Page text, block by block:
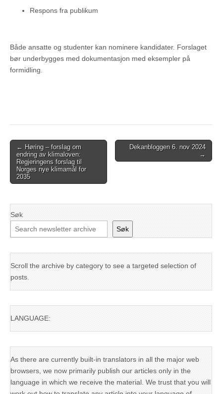
Respons fra publikum
Både ansatte og studenter kan nominere kandidater. Forslaget
bør underbygges med dokumentasjon med eksempler på
formidling.
Post
navigation
← Høring – forslag om
endring av klimaloven:
Regjeringens forslag til
Norges nye klimamål for
2035
Dekanbloggen 6. nov 2024
→
Søk
Søk
Scroll the archive by category to see a targeted selection of
posts.
LANGUAGE:
As there are currently built-in translators in all the major web
browsers, we now primarily publish our articles only in the
language in which we receive the material. We trust that you will